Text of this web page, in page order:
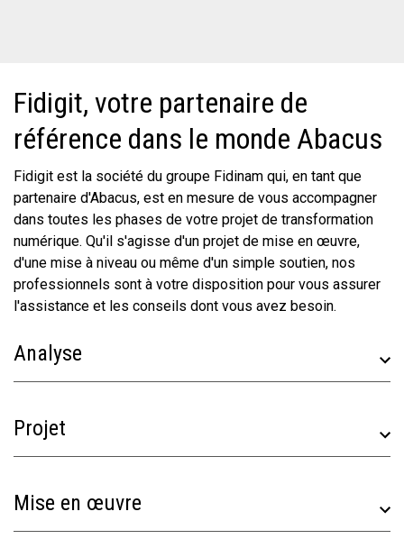
Fidigit, votre partenaire de
référence dans le monde Abacus
Fidigit est la société du groupe Fidinam qui, en tant que
partenaire d'Abacus, est en mesure de vous accompagner
dans toutes les phases de votre projet de transformation
numérique. Qu'il s'agisse d'un projet de mise en œuvre,
d'une mise à niveau ou même d'un simple soutien, nos
professionnels sont à votre disposition pour vous assurer
l'assistance et les conseils dont vous avez besoin.
Analyse
Projet
Mise en œuvre